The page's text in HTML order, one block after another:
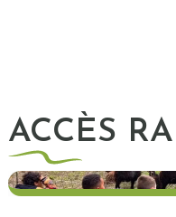
ACCÈS
Jeunesse :